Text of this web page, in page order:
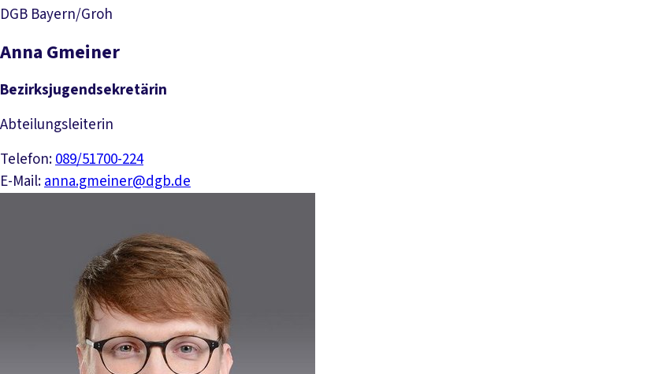
DGB Bayern/Groh
Anna Gmeiner
Bezirksjugendsekretärin
Abteilungsleiterin
Telefon:089/51700-224
E-Mail:anna.gmeiner@dgb.de